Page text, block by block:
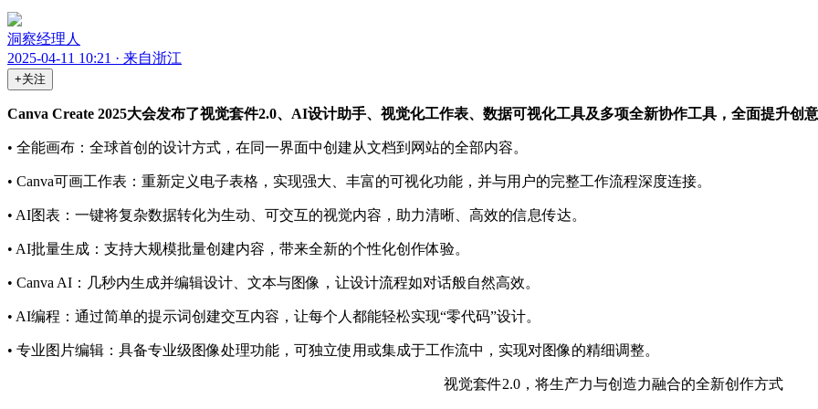
洞察经理人
2025-04-11 10:21 · 来自浙江
+关注
Canva Create 2025大会发布了视觉套件2.0、AI设计助手、视觉化工作表、数据可视化工具及多项全新协作工具，全面提升创
• 全能画布：全球首创的设计方式，在同一界面中创建从文档到网站的全部内容。
• Canva可画工作表：重新定义电子表格，实现强大、丰富的可视化功能，并与用户的完整工作流程深度连接。
• AI图表：一键将复杂数据转化为生动、可交互的视觉内容，助力清晰、高效的信息传达。
• AI批量生成：支持大规模批量创建内容，带来全新的个性化创作体验。
• Canva AI：几秒内生成并编辑设计、文本与图像，让设计流程如对话般自然高效。
• AI编程：通过简单的提示词创建交互内容，让每个人都能轻松实现“零代码”设计。
• 专业图片编辑：具备专业级图像处理功能，可独立使用或集成于工作流中，实现对图像的精细调整。
视觉套件2.0，将生产力与创造力融合的全新创作方式